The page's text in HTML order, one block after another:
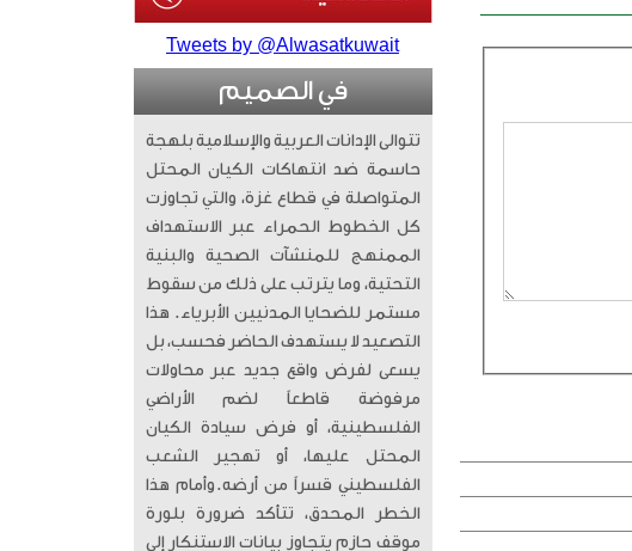
Tweets by @Alwasatkuwait
في الصميم
تتوالى الإدانات العربية والإسلامية بلهجة
حاسمة ضد انتهاكات الكيان المحتل
المتواصلة في قطاع غزة، والتي تجاوزت
كل الخطوط الحمراء عبر الاستهداف
الممنهج للمنشآت الصحية والبنية
التحتية، وما يترتب على ذلك من سقوط
مستمر للضحايا المدنيين الأبرياء. ​ هذا
التصعيد لا يستهدف الحاضر فحسب، بل
يسعى لفرض واقع جديد عبر محاولات
مرفوضة قاطعاً لضم الأراضي
الفلسطينية، أو فرض سيادة الكيان
المحتل عليها، أو تهجير الشعب
الفلسطيني قسراً من أرضه. ​وأمام هذا
الخطر المحدق، تتأكد ضرورة بلورة
موقف حازم يتجاوز بيانات الاستنكار إلى